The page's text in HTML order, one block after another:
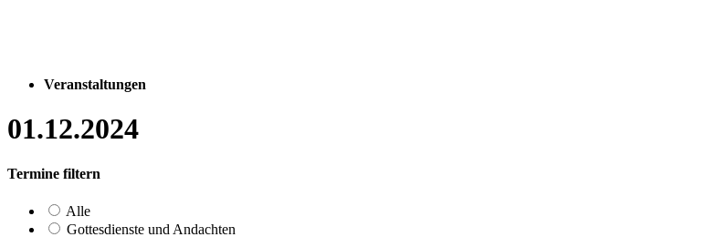
Veranstaltungen
01.12.2024
Termine filtern
Alle
Gottesdienste und Andachten